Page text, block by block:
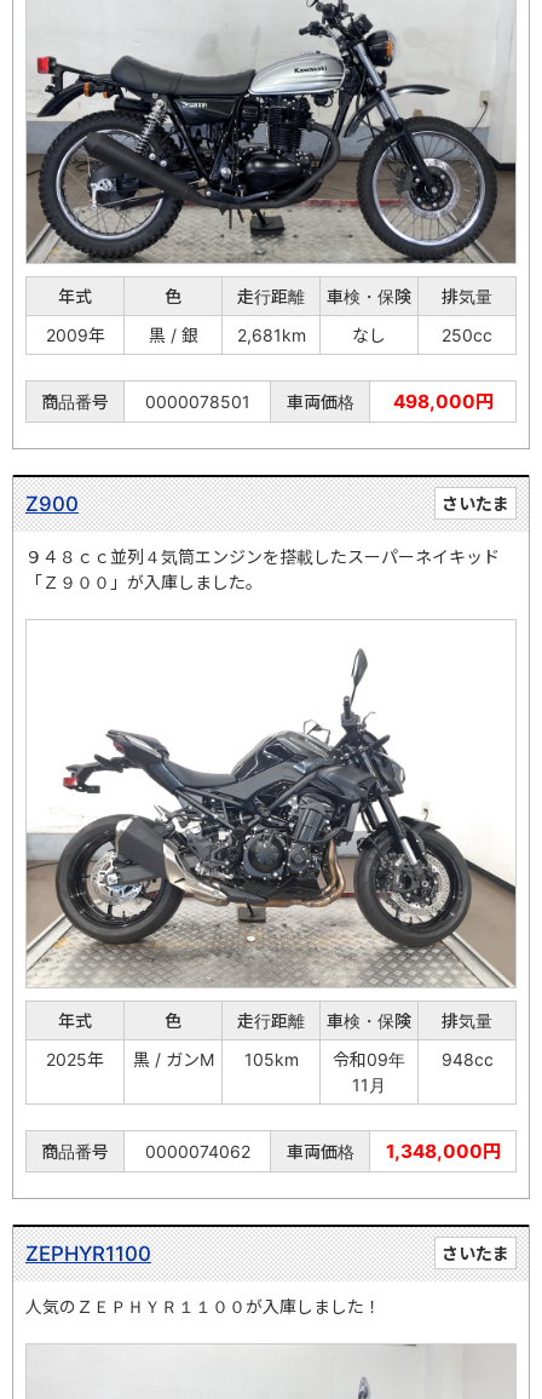
年式 色 走行距離 車検・保険
排気量
2009年
黒 / 銀 2,681km なし 250cc
商品番号 0000078501 車両価格 498,000円
さいたま
Z900
９４８ｃｃ並列４気筒エンジンを搭載したスーパーネイキッド
「Ｚ９００」が入庫しました。
年式 色 走行距離 車検・保険
排気量
2025年
黒 / ガンM 105km
令和09年
11月
948cc
商品番号 0000074062 車両価格 1,348,000円
さいたま
ZEPHYR1100
人気のＺＥＰＨＹＲ１１００が入庫しました！